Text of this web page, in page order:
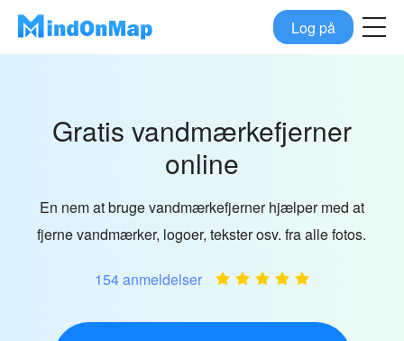
Log på
Gratis vandmærkefjerner
online
En nem at bruge vandmærkefjerner hjælper med at
fjerne vandmærker, logoer, tekster osv. fra alle fotos.
154 anmeldelser